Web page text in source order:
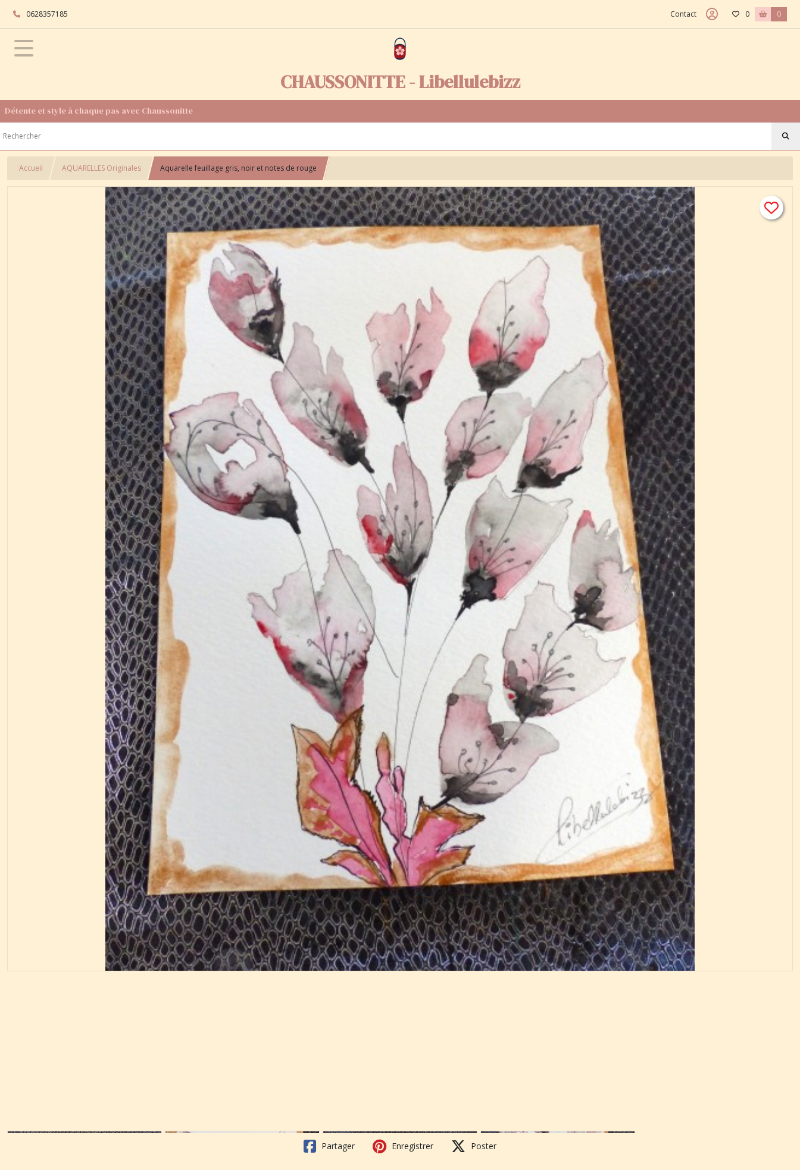
0628357185 Contact 0 0
CHAUSSONITTE - Libellulebizz
Détente et style à chaque pas avec Chaussonitte
Accueil AQUARELLES Originales Aquarelle feuillage gris, noir et notes de rouge
Partager Enregistrer Poster